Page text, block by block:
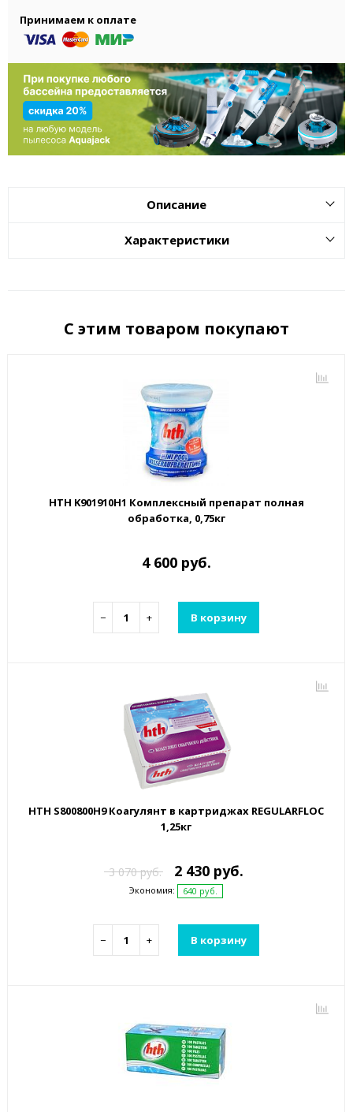
Принимаем к оплате
Описание
Характеристики
С этим товаром покупают
HTH K901910H1 Комплексный препарат полная
обработка, 0,75кг
4 600 руб.
− + В корзину
HTH S800800H9 Коагулянт в картриджах REGULARFLOC
1,25кг
3 070 руб. 2 430 руб.
Экономия: 640 руб.
− + В корзину